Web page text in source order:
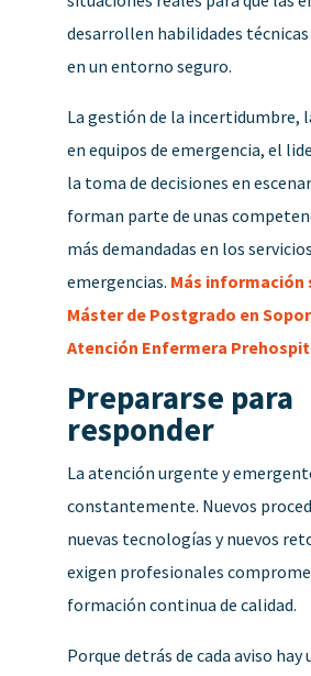
desarrollen habilidades
en un entorno seguro.
La gestión de la incertidumbre,
en equipos de emergencia, el
la toma de decisiones en
forman parte de unas
más demandadas en los
emergencias. Más información
Máster de Postgrado en
Atención Enfermera
Prepararse para
responder
La atención urgente y
constantemente. Nuevos
nuevas tecnologías y nuevos
exigen profesionales
formación continua de calidad.
Porque detrás de cada aviso hay